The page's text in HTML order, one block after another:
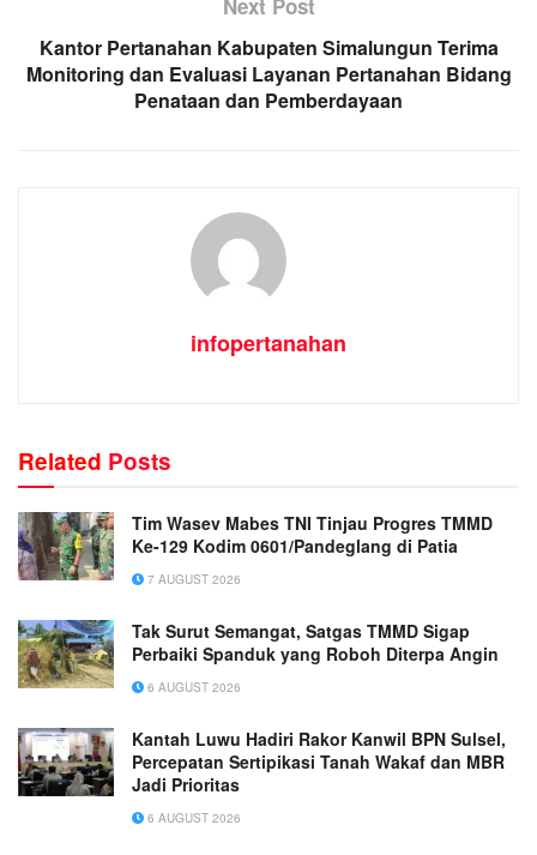
Kantor Pertanahan Kabupaten Simalungun Terima
Monitoring dan Evaluasi Layanan Pertanahan Bidang
Penataan dan Pemberdayaan
infopertanahan
Related Posts
Tim Wasev Mabes TNI Tinjau Progres TMMD
Ke-129 Kodim 0601/Pandeglang di Patia
7 AUGUST 2026
Tak Surut Semangat, Satgas TMMD Sigap
Perbaiki Spanduk yang Roboh Diterpa Angin
6 AUGUST 2026
Kantah Luwu Hadiri Rakor Kanwil BPN Sulsel,
Percepatan Sertipikasi Tanah Wakaf dan MBR
Jadi Prioritas
6 AUGUST 2026